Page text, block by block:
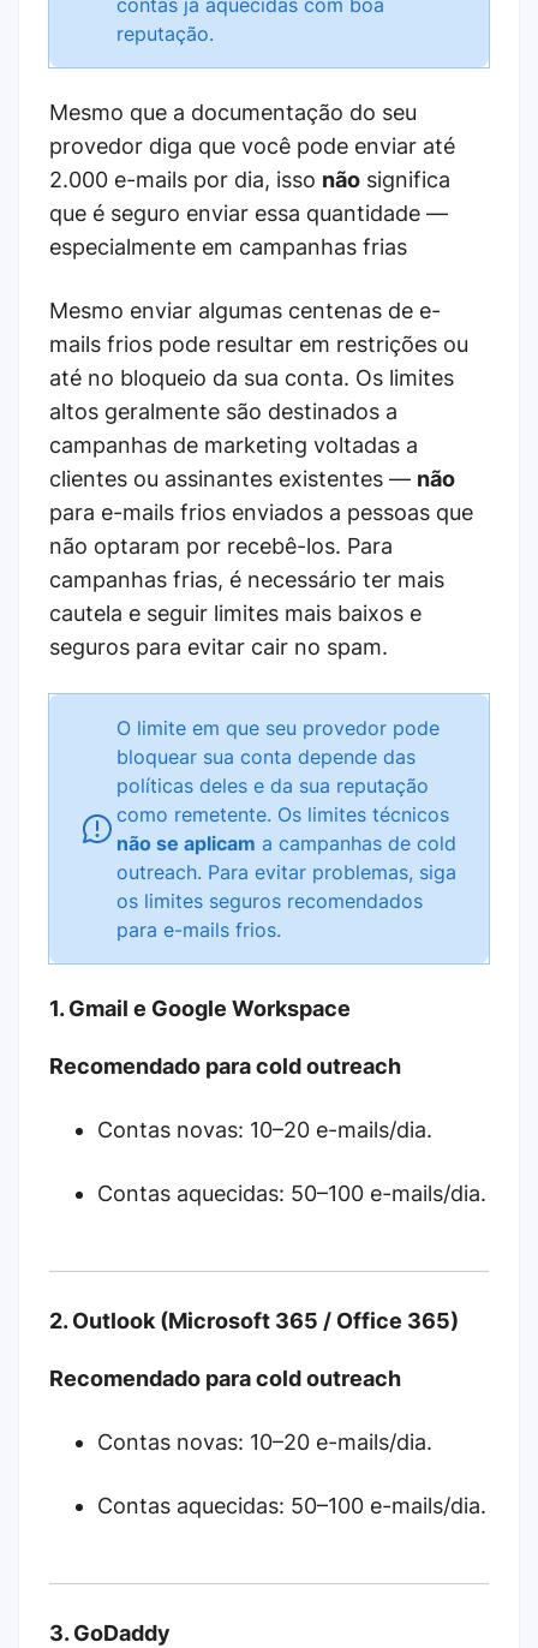
contas já aquecidas com boa
reputação.
Mesmo que a documentação do seu
provedor diga que você pode enviar até
2.000 e-mails por dia, isso não significa
que é seguro enviar essa quantidade —
especialmente em campanhas frias
Mesmo enviar algumas centenas de e-
mails frios pode resultar em restrições ou
até no bloqueio da sua conta. Os limites
altos geralmente são destinados a
campanhas de marketing voltadas a
clientes ou assinantes existentes — não
para e-mails frios enviados a pessoas que
não optaram por recebê-los. Para
campanhas frias, é necessário ter mais
cautela e seguir limites mais baixos e
seguros para evitar cair no spam.
O limite em que seu provedor pode
bloquear sua conta depende das
políticas deles e da sua reputação
como remetente. Os limites técnicos
não se aplicam a campanhas de cold
outreach. Para evitar problemas, siga
os limites seguros recomendados
para e-mails frios.
1. Gmail e Google Workspace
Recomendado para cold outreach
Contas novas: 10–20 e-mails/dia.
Contas aquecidas: 50–100 e-mails/dia.
2. Outlook (Microsoft 365 / Office 365)
Recomendado para cold outreach
Contas novas: 10–20 e-mails/dia.
Contas aquecidas: 50–100 e-mails/dia.
3. GoDaddy